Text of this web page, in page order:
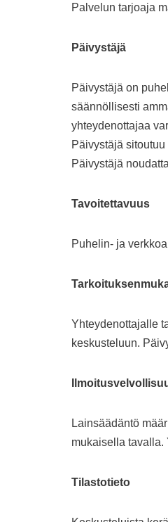
Palvelun tarjoaja
Päivystäjä
Päivystäjä on
säännöllisesti
yhteydenottajaa
Päivystäjä
Päivystäjä
Tavoitettavuus
Puhelin- ja
Yhteydenottajalle
keskusteluun.
Lainsäädäntö
mukaisella tavalla.
Tilastotieto